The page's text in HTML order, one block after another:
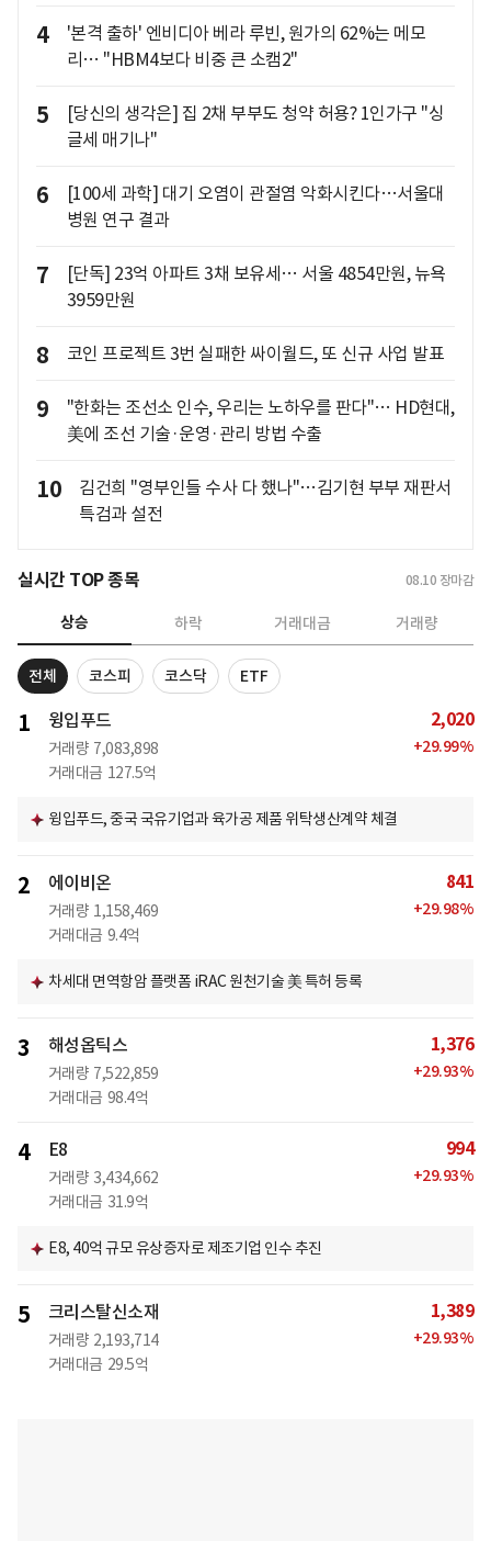
4
'본격 출하' 엔비디아 베라 루빈, 원가의 62%는 메모
리… "HBM4보다 비중 큰 소캠2"
5
[당신의 생각은] 집 2채 부부도 청약 허용? 1인가구 "싱
글세 매기나"
6
[100세 과학] 대기 오염이 관절염 악화시킨다…서울대
병원 연구 결과
7
[단독] 23억 아파트 3채 보유세… 서울 4854만원, 뉴욕
3959만원
8 코인 프로젝트 3번 실패한 싸이월드, 또 신규 사업 발표
9
"한화는 조선소 인수, 우리는 노하우를 판다"… HD현대,
美에 조선 기술·운영·관리 방법 수출
10
김건희 "영부인들 수사 다 했나"…김기현 부부 재판서
특검과 설전
실시간 TOP 종목 08.10 장마감
상승 하락 거래대금 거래량
전체 코스피 코스닥 ETF
1 윙입푸드
거래량 7,083,898
거래대금 127.5억
2,020
+29.99%
윙입푸드, 중국 국유기업과 육가공 제품 위탁생산계약 체결
2 에이비온
거래량 1,158,469
거래대금 9.4억
841
+29.98%
차세대 면역항암 플랫폼 iRAC 원천기술 美 특허 등록
3 해성옵틱스
거래량 7,522,859
거래대금 98.4억
1,376
+29.93%
4 E8
거래량 3,434,662
거래대금 31.9억
994
+29.93%
E8, 40억 규모 유상증자로 제조기업 인수 추진
5 크리스탈신소재
거래량 2,193,714
거래대금 29.5억
1,389
+29.93%